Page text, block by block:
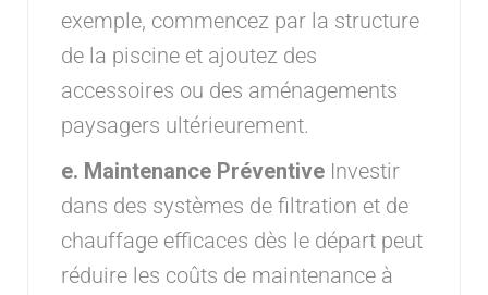
exemple, commencez par la structure
de la piscine et ajoutez des
accessoires ou des aménagements
paysagers ultérieurement.
e. Maintenance Préventive Investir
dans des systèmes de filtration et de
chauffage efficaces dès le départ peut
réduire les coûts de maintenance à